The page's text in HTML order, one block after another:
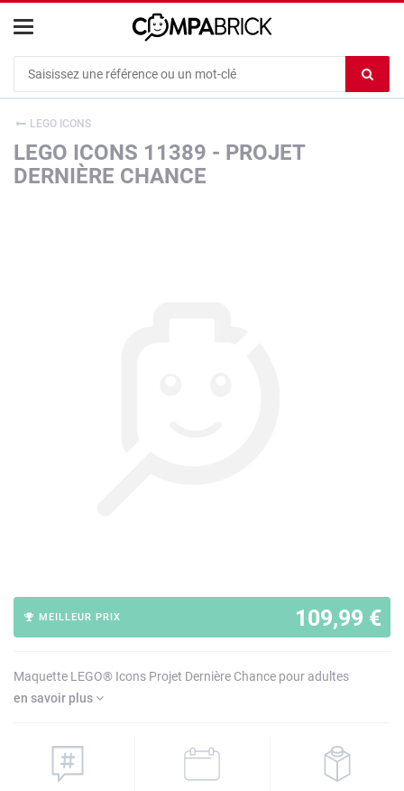
le
LEGO ICONS
LEGO ICONS 11389 - PROJET
DERNIÈRE CHANCE
109,99 €
MEILLEUR PRIX
Maquette LEGO® Icons Projet Dernière Chance pour adultes
en savoir plus
Cookies management panel